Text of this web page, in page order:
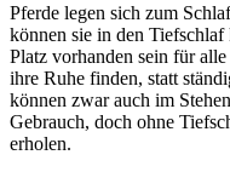
Pferde legen sich zum
können sie in den
Platz vorhanden sein für
ihre Ruhe finden, statt
können zwar auch im
Gebrauch, doch ohne
erholen.